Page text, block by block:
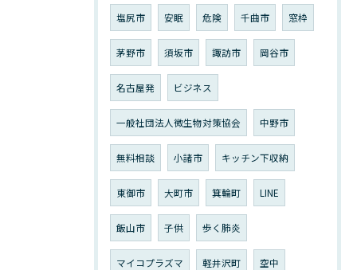
塩尻市 安眠 危険 千曲市 窓枠
茅野市 須坂市 諏訪市 岡谷市
名古屋発 ビジネス
一般社団法人微生物対策協会 中野市
無料相談 小諸市 キッチン下収納
東御市 大町市 箕輪町 LINE
飯山市 子供 歩く肺炎
マイコプラズマ 軽井沢町 空中